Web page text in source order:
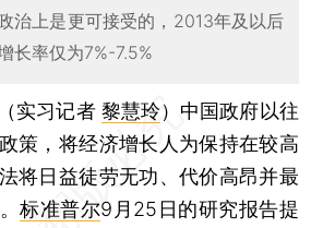
治上是更可接受的，2013年及以后
长率仅为7%-7.5%
实习记者 黎慧玲） 中国政府以往
策，将经济增长人为保持在较高
将日益徒劳无功、代价高昂并最
标准普尔9月25日的研究报告提